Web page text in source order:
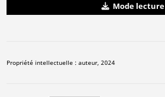
Mode lecture
Propriété intellectuelle : auteur, 2024